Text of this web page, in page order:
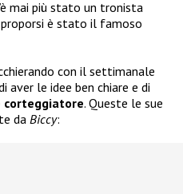
mai più stato un tronista
è stato il famoso
con il settimanale
aver le idee ben chiare e di
corteggiatore. Queste le sue
da Biccy: